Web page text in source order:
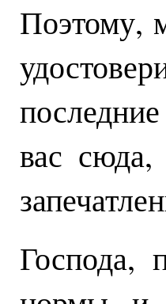
Поэтому,
вас
Господа,